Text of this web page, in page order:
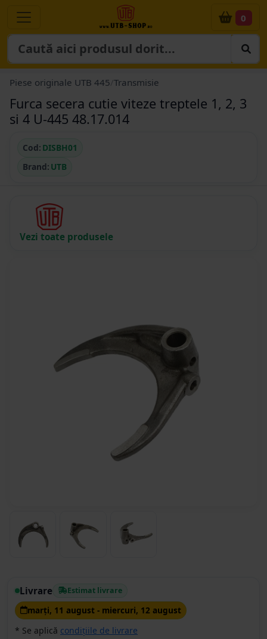
0
Piese originale UTB 445 Transmisie
Furca secera cutie viteze treptele 1, 2, 3
si 4 U-445 48.17.014
Cod: DISBH01
Brand: UTB
Vezi toate produsele
Livrare Estimat livrare
marţi, 11 august - miercuri, 12 august
* Se aplică condițiile de livrare